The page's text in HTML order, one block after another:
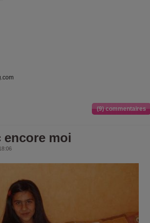
(9) commentaires
encore moi